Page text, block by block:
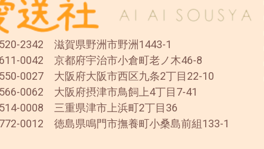
2342 滋賀県野洲市野洲1443-1
0042 京都府宇治市小倉町老ノ木46-8
0027 大阪府大阪市西区九条2丁目22-10
0062 大阪府摂津市鳥飼上4丁目7-41
0008 三重県津市上浜町2丁目36
0012 徳島県鳴門市撫養町小桑島前組133-1